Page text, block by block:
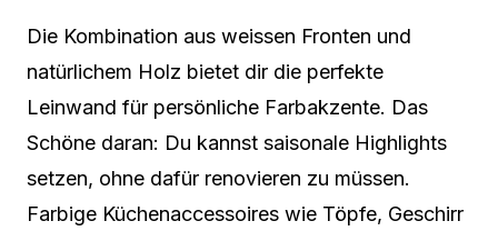
Die Kombination aus weissen Fronten und
natürlichem Holz bietet dir die perfekte
Leinwand für persönliche Farbakzente. Das
Schöne daran: Du kannst saisonale Highlights
setzen, ohne dafür renovieren zu müssen.
Farbige Küchenaccessoires wie Töpfe, Geschirr